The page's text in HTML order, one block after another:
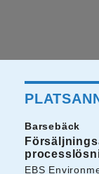
Barsebäck
EBS